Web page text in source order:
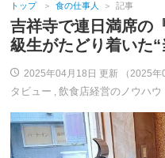
トップ 食の仕事人 記事
吉祥寺で連日満席の
級生がたどり着いた
2025年04月18日 更新 （2025年
タビュー ,飲食店経営のノウハウ